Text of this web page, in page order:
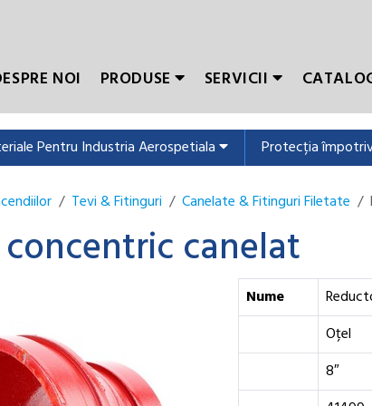
NOI PRODUSE SERVICII
Pentru Industria Aerospetiala Protecția
Tevi & Fitinguri Canelate & Fitinguri Filetate
canelat
Nume
Oțel
8″